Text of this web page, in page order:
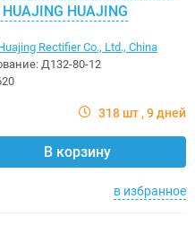
HUAJING
Rectifier Co., Ltd., China
Д132-80-12
318 шт 9 дней
В корзину
в избранное